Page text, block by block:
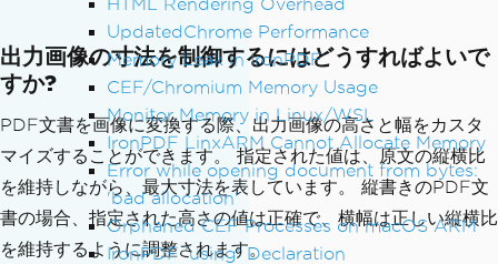
HTML Rendering Overhead
UpdatedChrome Performance
Memory Leak in IronPDF
CEF/Chromium Memory Usage
Monitor Memory in Linux/WSL
IronPDF LinxARM Cannot Allocate Memory
Error while opening document from bytes:
'bad allocation'
Orphaned CEF Processes on macOS ARM
IronPDF 'using' Declaration
出力画像の寸法を制御するにはどうすればよいで
すか?
PDF文書を画像に変換する際、出力画像の高さと幅をカスタ
マイズすることができます。 指定された値は、原文の縦横比
を維持しながら、最大寸法を表しています。 縦書きのPDF文
書の場合、指定された高さの値は正確で、横幅は正しい縦横比
を維持するように調整されます。